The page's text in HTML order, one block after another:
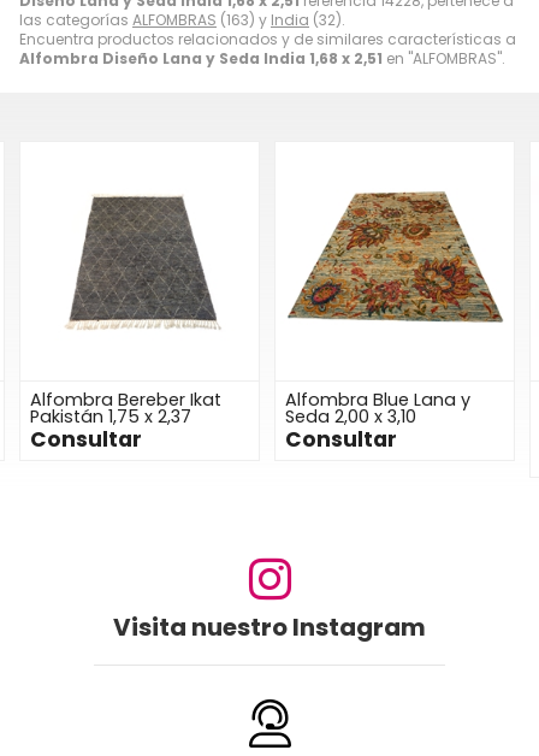
las categorías ALFOMBRAS (163) y India (32).
Encuentra productos relacionados y de similares características a
Alfombra Diseño Lana y Seda India 1,68 x 2,51 en "ALFOMBRAS".
Alfombra Blue Lana y
Seda 2,00 x 3,10
Consultar
Alfombra Chobi Gabbeh
Diseño Pakistán 2,02 x
3,15
Consultar
Visita nuestro Instagram